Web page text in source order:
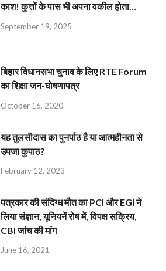
काश! कुत्तों के पास भी अपना वकील होता…
September 19, 2025
बिहार विधानसभा चुनाव के लिए RTE Forum
का शिक्षा जन-घोषणापत्र
October 16, 2020
यह तुलसीदास का पुनर्पाठ है या आत्महीनता से
उपजा कुपाठ?
February 12, 2023
पत्रकार की संदिग्ध मौत का PCI और EGI ने
लिया संज्ञान, यूनियनें रोष में, विपक्ष सक्रिय,
CBI जांच की मांग
June 16, 2021